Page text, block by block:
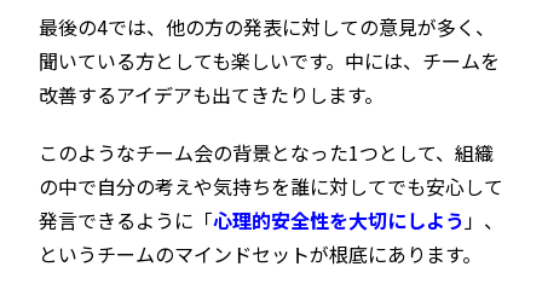
最後の4では、他の方の発表に対しての意見が多く、
聞いている方としても楽しいです。中には、チームを
改善するアイデアも出てきたりします。
このようなチーム会の背景となった1つとして、組織
の中で自分の考えや気持ちを誰に対してでも安心して
発言できるように「心理的安全性を大切にしよう」、
というチームのマインドセットが根底にあります。